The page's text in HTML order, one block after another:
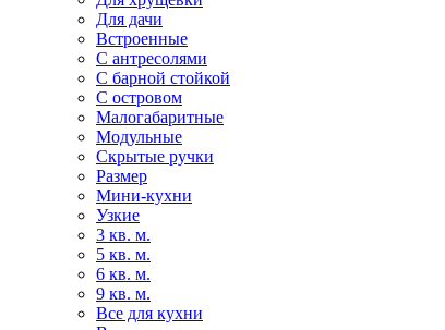
Для дачи
Встроенные
С антресолями
С барной стойкой
С островом
Малогабаритные
Модульные
Скрытые ручки
Размер
Мини-кухни
Узкие
3 кв. м.
5 кв. м.
6 кв. м.
9 кв. м.
Все для кухни